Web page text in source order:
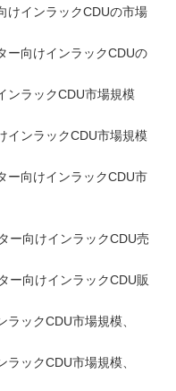
けインラックCDUの市場
ー向けインラックCDUの
ンラックCDU市場規模
インラックCDU市場規模
ー向けインラックCDU市
ー向けインラックCDU売
ー向けインラックCDU販
ックCDU市場規模、
ックCDU市場規模、